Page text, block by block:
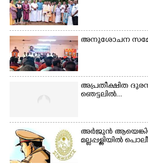
അനുശോചന
അപ്രതീക്ഷിത
ഞെട്ടലിൽ...
അർജുൻ
മല്ലപ്പള്ളിയിൽ